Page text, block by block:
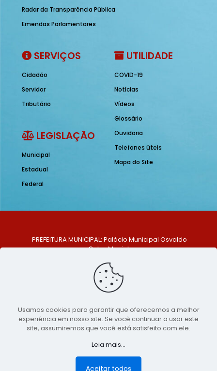
Radar da Transparência Pública
Emendas Parlamentares
SERVIÇOS
Cidadão
Servidor
Tributário
LEGISLAÇÃO
Municipal
Estadual
Federal
UTILIDADE
COVID-19
Notícias
Vídeos
Glossário
Ouvidoria
Telefones úteis
Mapa do Site
PREFEITURA MUNICIPAL: Palácio Municipal Osvaldo
Celso Maciel
Centro, São Bento do Una - PE. CEP: 553370-128
TELEFONE: (81) 99548-1569
E-MAIL: ouvidoria@saobentodouna.pe.gov.br
Copyright 2021-2026 - Assessoria de Comunicação da
Prefeitura de São Bento do Una - PE
publicidadeLumusWeb - Agência Digital
Usamos cookies para garantir que oferecemos a melhor
experiência em nosso site. Se você continuar a usar este
site, assumiremos que você está satisfeito com ele.
Leia mais...
Aceitar todos